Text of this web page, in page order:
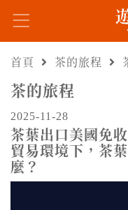
首頁 茶的旅程
茶的旅程
2025-11-28
茶葉出口美國免
貿易環境下，茶
麼？